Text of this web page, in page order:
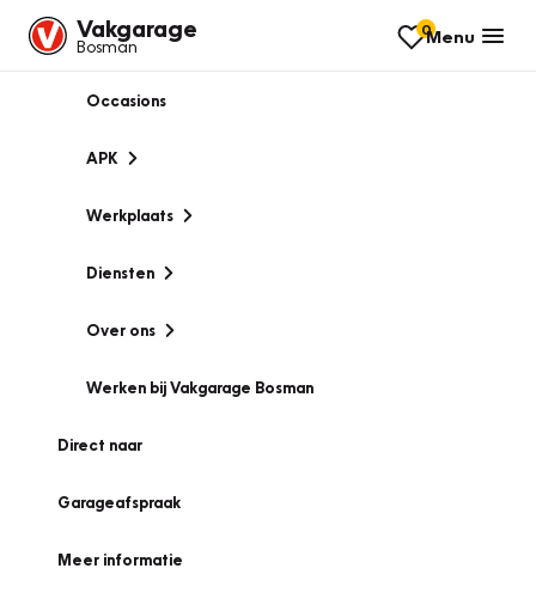
Vakgarage
Bosman
0Menu
Occasions
APK
Werkplaats
Diensten
Over ons
Werken bij Vakgarage Bosman
Direct naar
Garageafspraak
Meer informatie